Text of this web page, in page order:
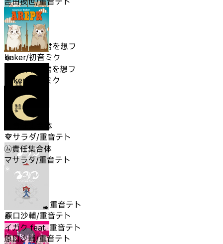
夏に去りし君を想フ
baker/初音ミク
㋰責任集合体
マサラダ/重音テト
イガク feat. 重音テト
原口沙輔/重音テト
夏に去りし君を想フ
baker/初音ミク
㋰責任集合体
マサラダ/重音テト
イガク feat. 重音テト
原口沙輔/重音テト